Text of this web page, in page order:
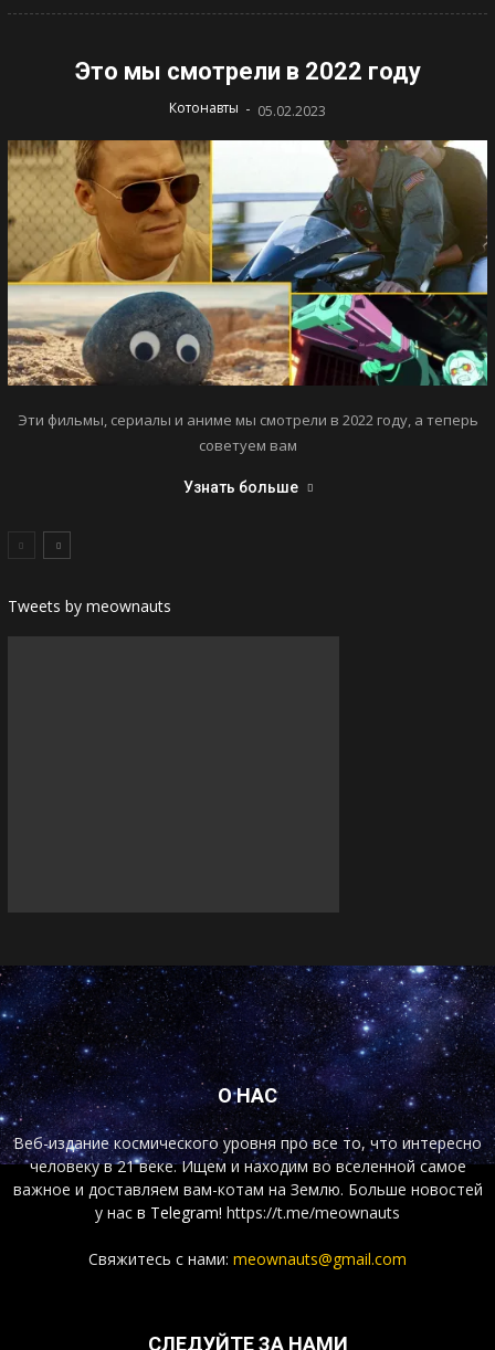
Это мы смотрели в 2022 году
Котонавты - 05.02.2023
Эти фильмы, сериалы и аниме мы смотрели в 2022 году, а теперь
советуем вам
Узнать больше
Tweets by meownauts
О НАС
Веб-издание космического уровня про все то, что интересно
человеку в 21 веке. Ищем и находим во вселенной самое
важное и доставляем вам-котам на Землю. Больше новостей
у нас в Telegram! https://t.me/meownauts
Свяжитесь с нами: meownauts@gmail.com
СЛЕДУЙТЕ ЗА НАМИ